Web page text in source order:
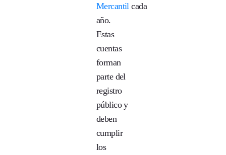
Mercantil cada
año.
Estas
cuentas
forman
parte del
registro
público y
deben
cumplir
los